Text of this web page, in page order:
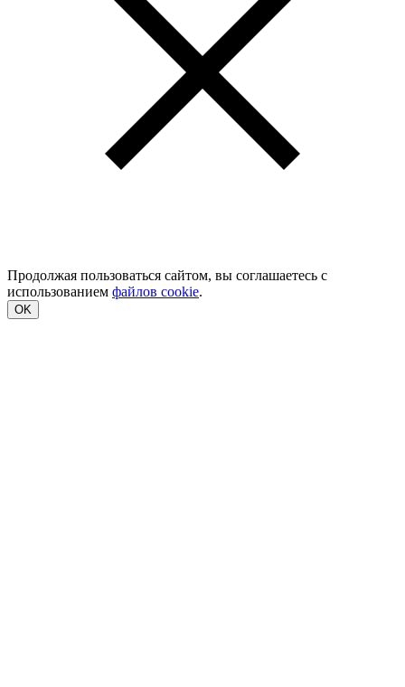
Продолжая пользоваться сайтом, вы соглашаетесь с
использованием файлов cookie.
OK